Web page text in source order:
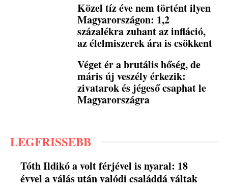
Közel tíz éve nem történt ilyen
Magyarországon: 1,2
százalékra zuhant az infláció,
az élelmiszerek ára is csökkent
Véget ér a brutális hőség, de
máris új veszély érkezik:
zivatarok és jégeső csaphat le
Magyarországra
LEGFRISSEBB
Tóth Ildikó a volt férjével is nyaral: 18
évvel a válás után valódi családdá váltak